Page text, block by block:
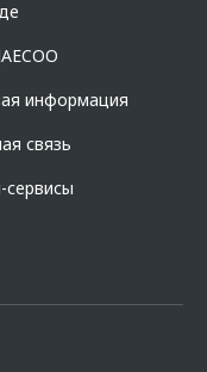
в случае
КАСКО/отсутствии
3%. Оценивайте свои
уточняйте в
все условия
у дилера» на
loan/dealers/?
107078, г.
информация
связь